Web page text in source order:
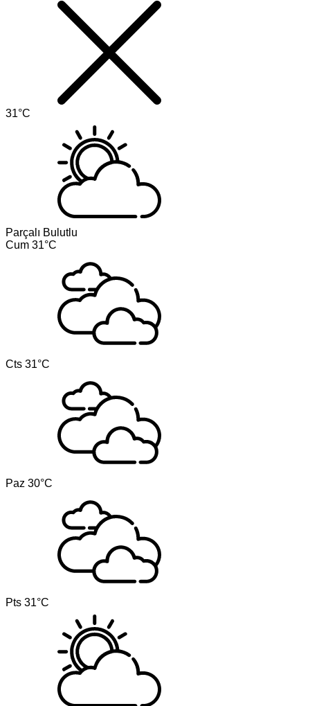
31°C
Parçalı Bulutlu
Cum 31°C
Cts 31°C
Paz 30°C
Pts 31°C